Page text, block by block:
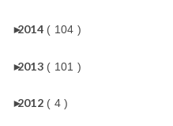
►
2014 ( 104 )
►
2013 ( 101 )
►
2012 ( 4 )